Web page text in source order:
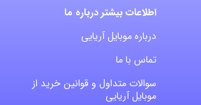
اطلاعات بیشتر درباره ما
درباره موبایل آریایی
تماس با ما
سوالات متداول و قوانین خرید از
موبایل آریایی